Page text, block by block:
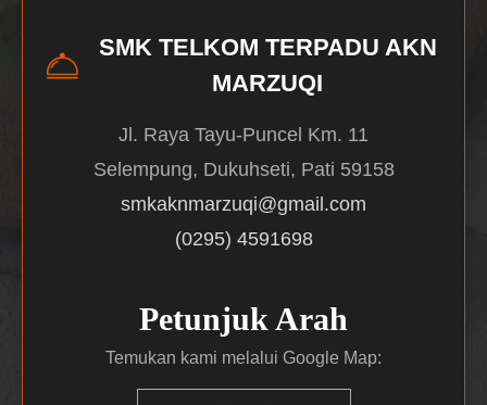
SMK TELKOM TERPADU AKN
MARZUQI
Jl. Raya Tayu-Puncel Km. 11
Selempung, Dukuhseti, Pati 59158
smkaknmarzuqi@gmail.com
(0295) 4591698
Petunjuk Arah
Temukan kami melalui Google Map: